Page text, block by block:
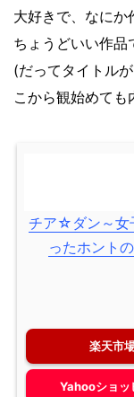
大好きで、なにか
ちょうどいい作品
(だってタイトル
こから観始めても
チア☆ダン～女
ったホント
楽天市
Yahooショッ